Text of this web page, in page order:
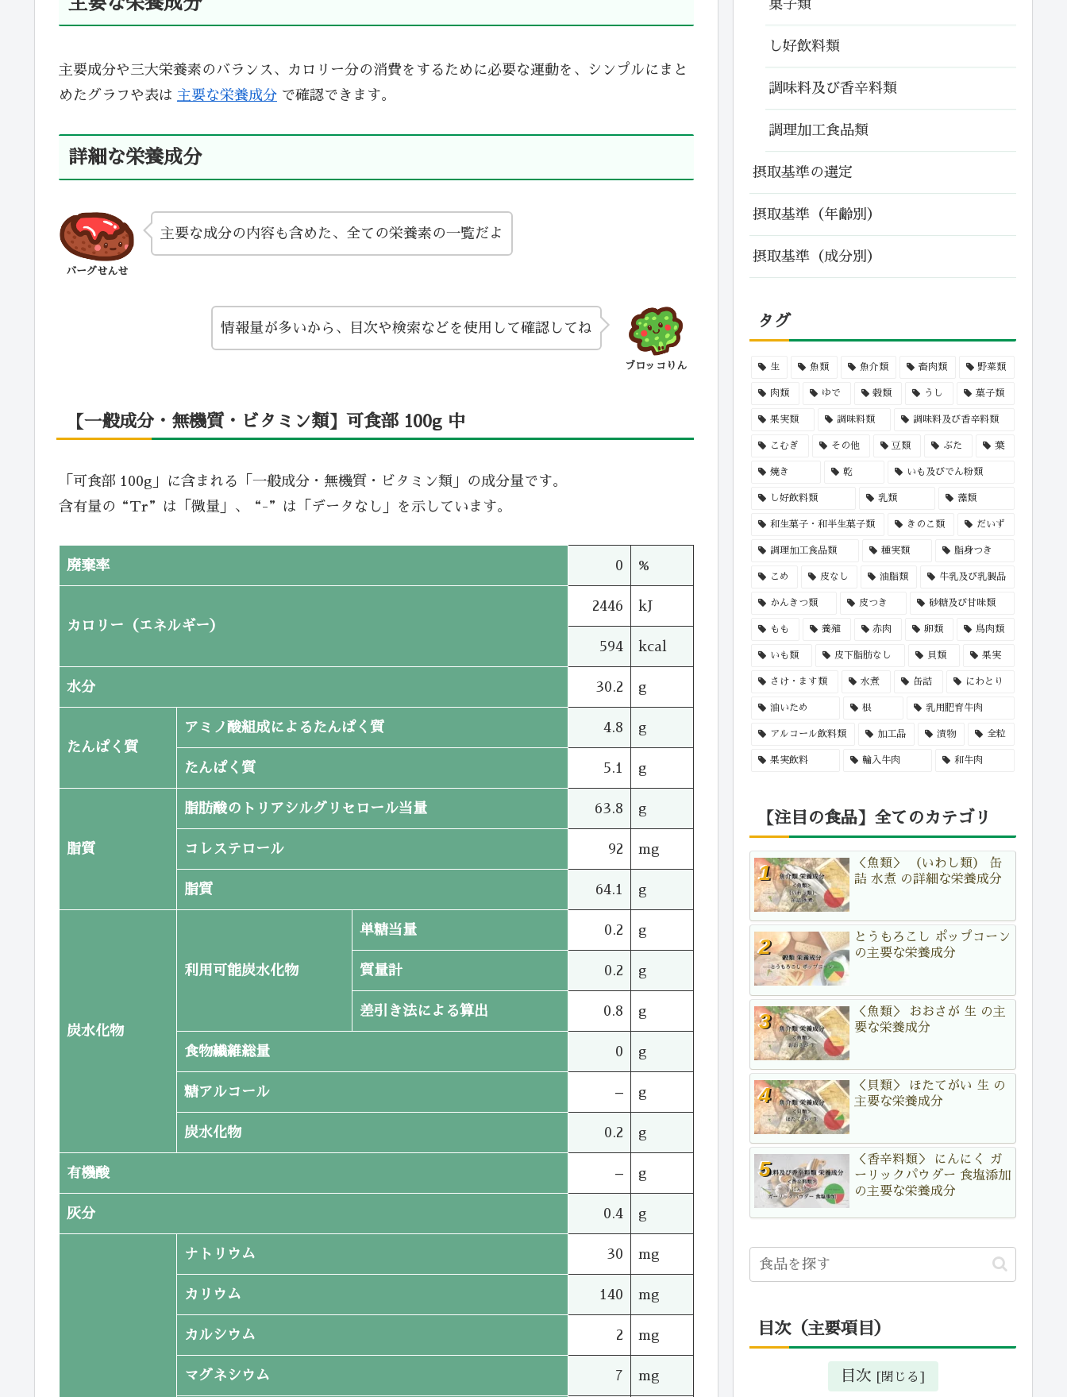
主要成分や三大栄養素のバランス、カロリー分の消費をするために必要な運動を、シンプルにまと
めたグラフや表は 主要な栄養成分 で確認できます。
詳細な栄養成分
バーグせんせ
主要な成分の内容も含めた、全ての栄養素の一覧だよ
ブロッコりん
情報量が多いから、目次や検索などを使用して確認してね
【一般成分・無機質・ビタミン類】可食部 100g 中
「可食部 100g」に含まれる「一般成分・無機質・ビタミン類」の成分量です。
含有量の“Tr”は「微量」、“-”は「データなし」を示しています。
廃棄率 0 %
カロリー（エネルギー）
2446 kJ
594 kcal
水分 30.2 g
たんぱく質
アミノ酸組成によるたんぱく質 4.8 g
たんぱく質 5.1 g
脂質
脂肪酸のトリアシルグリセロール当量 63.8 g
コレステロール 92 mg
脂質 64.1 g
炭水化物
利用可能炭水化物
単糖当量 0.2 g
質量計 0.2 g
差引き法による算出 0.8 g
食物繊維総量 0 g
糖アルコール – g
炭水化物 0.2 g
有機酸 – g
灰分 0.4 g
ナトリウム 30 mg
カリウム 140 mg
カルシウム 2 mg
マグネシウム 7 mg
菓子類
し好飲料類
調味料及び香辛料類
調理加工食品類
摂取基準の選定
摂取基準（年齢別）
摂取基準（成分別）
タグ
生 魚類 魚介類 畜肉類 野菜類
肉類 ゆで 穀類 うし 菓子類
果実類 調味料類 調味料及び香辛料類
こむぎ その他 豆類 ぶた 葉
焼き 乾 いも及びでん粉類
し好飲料類 乳類 藻類
和生菓子・和半生菓子類 きのこ類 だいず
調理加工食品類 種実類 脂身つき
こめ 皮なし 油脂類 牛乳及び乳製品
かんきつ類 皮つき 砂糖及び甘味類
もも 養殖 赤肉 卵類 鳥肉類
いも類 皮下脂肪なし 貝類 果実
さけ・ます類 水煮 缶詰 にわとり
油いため 根 乳用肥育牛肉
アルコール飲料類 加工品 漬物 全粒
果実飲料 輸入牛肉 和牛肉
【注目の食品】全てのカテゴリ
＜魚類＞ （いわし類） 缶
詰 水煮 の詳細な栄養成分
とうもろこし ポップコーン
の主要な栄養成分
＜魚類＞ おおさが 生 の主
要な栄養成分
＜貝類＞ ほたてがい 生 の
主要な栄養成分
＜香辛料類＞ にんにく ガ
ーリックパウダー 食塩添加
の主要な栄養成分
目次（主要項目）
目次